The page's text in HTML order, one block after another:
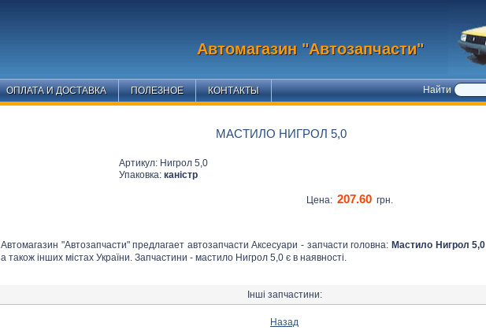
Автомагазин "Автозапчасти"
ОПЛАТА И ДОСТАВКА ПОЛЕЗНОЕ КОНТАКТЫ Найти
МАСТИЛО НИГРОЛ 5,0
Артикул: Нигрол 5,0
Упаковка: каністр
Цена: 207.60 грн.
Автомагазин "Автозапчасти" предлагает автозапчасти Аксесуари - запчасти головна: Мастило Нигрол 5,0
а також інших містах України. Запчастини - мастило Нигрол 5,0 є в наявності.
Інші запчастини:
Назад